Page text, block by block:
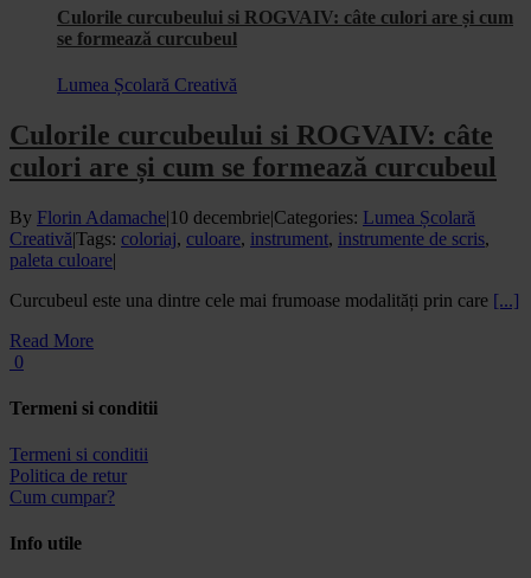
Culorile curcubeului si ROGVAIV: câte culori are și cum
se formează curcubeul
Lumea Școlară Creativă
Culorile curcubeului si ROGVAIV: câte
culori are și cum se formează curcubeul
By Florin Adamache|10 decembrie|Categories: Lumea Școlară
Creativă|Tags: coloriaj, culoare, instrument, instrumente de scris,
paleta culoare|
Curcubeul este una dintre cele mai frumoase modalități prin care [...]
Read More
0
Termeni si conditii
Termeni si conditii
Politica de retur
Cum cumpar?
Info utile